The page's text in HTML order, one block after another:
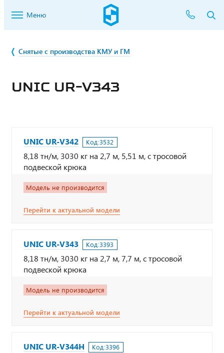
Меню
Снятые с производства КМУ и ГМ
UNIC UR-V343
UNIC UR-V342 Код:3532
8,18 тн/м, 3030 кг на 2,7 м, 5,51 м, с тросовой
подвеской крюка
Модель не производится
Перейти к актуальной модели
UNIC UR-V343 Код:3393
8,18 тн/м, 3030 кг на 2,7 м, 7,7 м, с тросовой
подвеской крюка
Модель не производится
Перейти к актуальной модели
UNIC UR-V344Н Код:3396